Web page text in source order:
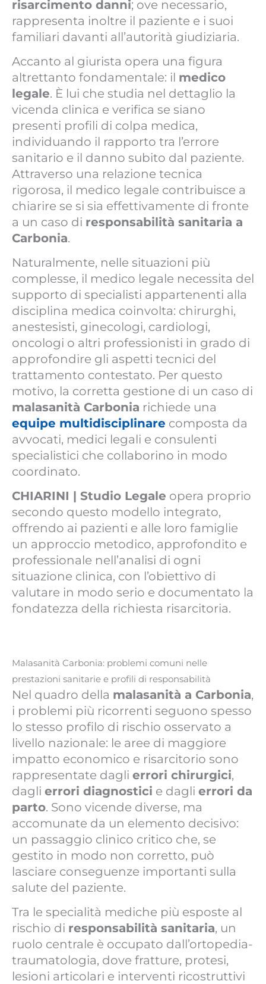
risarcimento danni; ove necessario,
rappresenta inoltre il paziente e i suoi
familiari davanti all’autorità giudiziaria.
Accanto al giurista opera una figura
altrettanto fondamentale: il medico
legale. È lui che studia nel dettaglio la
vicenda clinica e verifica se siano
presenti profili di colpa medica,
individuando il rapporto tra l’errore
sanitario e il danno subito dal paziente.
Attraverso una relazione tecnica
rigorosa, il medico legale contribuisce a
chiarire se si sia effettivamente di fronte
a un caso di responsabilità sanitaria a
Carbonia.
Naturalmente, nelle situazioni più
complesse, il medico legale necessita del
supporto di specialisti appartenenti alla
disciplina medica coinvolta: chirurghi,
anestesisti, ginecologi, cardiologi,
oncologi o altri professionisti in grado di
approfondire gli aspetti tecnici del
trattamento contestato. Per questo
motivo, la corretta gestione di un caso di
malasanità Carbonia richiede una
equipe multidisciplinare composta da
avvocati, medici legali e consulenti
specialistici che collaborino in modo
coordinato.
CHIARINI | Studio Legale opera proprio
secondo questo modello integrato,
offrendo ai pazienti e alle loro famiglie
un approccio metodico, approfondito e
professionale nell’analisi di ogni
situazione clinica, con l’obiettivo di
valutare in modo serio e documentato la
fondatezza della richiesta risarcitoria.
Malasanità Carbonia: problemi comuni nelle
prestazioni sanitarie e profili di responsabilità
Nel quadro della malasanità a Carbonia,
i problemi più ricorrenti seguono spesso
lo stesso profilo di rischio osservato a
livello nazionale: le aree di maggiore
impatto economico e risarcitorio sono
rappresentate dagli errori chirurgici,
dagli errori diagnostici e dagli errori da
parto. Sono vicende diverse, ma
accomunate da un elemento decisivo:
un passaggio clinico critico che, se
gestito in modo non corretto, può
lasciare conseguenze importanti sulla
salute del paziente.
Tra le specialità mediche più esposte al
rischio di responsabilità sanitaria, un
ruolo centrale è occupato dall’ortopedia-
traumatologia, dove fratture, protesi,
lesioni articolari e interventi ricostruttivi